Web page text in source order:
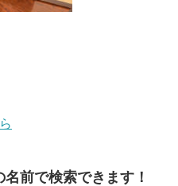
前で検索できます！